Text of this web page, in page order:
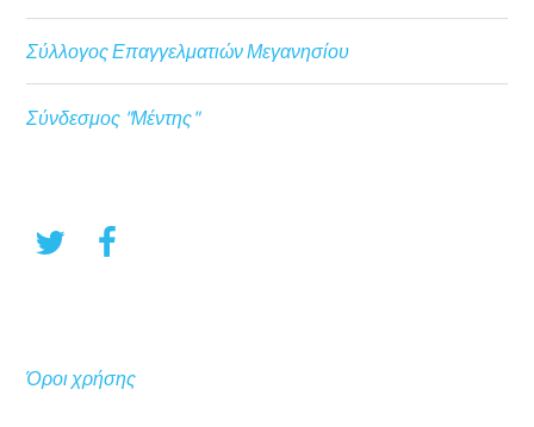
Σύλλογος Επαγγελματιών Μεγανησίου
Σύνδεσμος "Μέντης"
Όροι χρήσης